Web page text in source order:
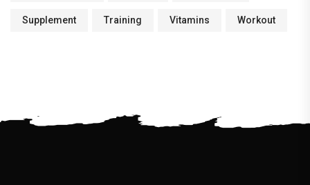
Supplement Training Vitamins Workout